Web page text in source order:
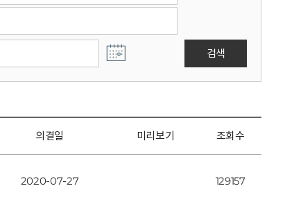
검색
의결일 미리보기 조회수
2020-07-27 129157